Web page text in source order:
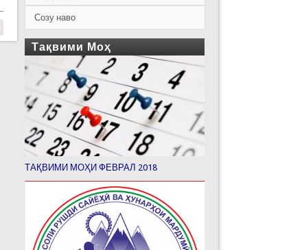
Созу наво
Тақвими Моҳ
ТАҚВИМИ МОҲИ ФЕВРАЛ 2018